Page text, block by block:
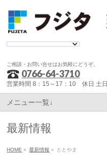
ご相談・お問い合せはお気軽にどうぞ。
0766-64-3710
営業時間 8：15～17：10 休日 土
メニュー一覧↓
最新情報
HOME » 最新情報 » ととやま